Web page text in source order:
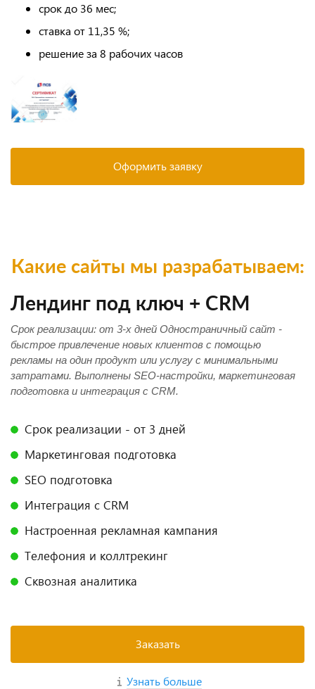
срок до 36 мес;
ставка от 11,35 %;
решение за 8 рабочих часов
Оформить заявку
Какие сайты мы разрабатываем:
Лендинг под ключ + CRM
Срок реализации: от 3-х дней Одностраничный сайт -
быстрое привлечение новых клиентов с помощью
рекламы на один продукт или услугу с минимальными
затратами. Выполнены SEO-настройки, маркетинговая
подготовка и интеграция с CRM.
Срок реализации - от 3 дней
Маркетинговая подготовка
SEO подготовка
Интеграция с CRM
Настроенная рекламная кампания
Телефония и коллтрекинг
Сквозная аналитика
Заказать
Узнать больше